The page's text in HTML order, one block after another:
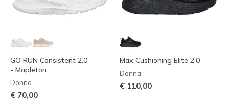
GO RUN Consistent 2.0
- Mapleton
Donna
€ 70,00
Max Cushioning Elite 2.0
Donna
€ 110,00